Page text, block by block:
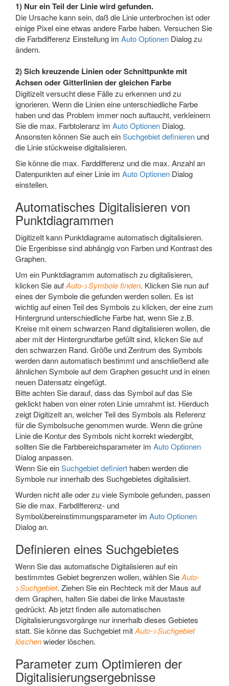
1) Nur ein Teil der Linie wird gefunden.
Die Ursache kann sein, daß die Linie unterbrochen ist oder
einige Pixel eine etwas andere Farbe haben. Versuchen Sie
die Farbdifferenz Einstellung im Auto Optionen Dialog zu
ändern.
2) Sich kreuzende Linien oder Schnittpunkte mit
Achsen oder Gitterlinien der gleichen Farbe
DigitizeIt versucht diese Fälle zu erkennen und zu
ignorieren. Wenn die Linien eine unterschiedliche Farbe
haben und das Problem immer noch auftaucht, verkleinern
Sie die max. Farbtoleranz im Auto Optionen Dialog.
Ansonsten können Sie auch einSuchgebiet definieren und
die Linie stückweise digitalisieren.
Sie könne die max. Farddifferenz und die max. Anzahl an
Datenpunkten auf einer Linie im Auto Optionen Dialog
einstellen.
Automatisches Digitalisieren von
Punktdiagrammen
DigitizeIt kann Punktdiagrame automatisch digitalisieren.
Die Ergenbisse sind abhängig von Farben und Kontrast des
Graphen.
Um ein Punktdiagramm automatisch zu digitalisieren,
klicken Sie aufAuto->Symbole finden. Klicken Sie nun auf
eines der Symbole die gefunden werden sollen. Es ist
wichtig auf einen Teil des Symbols zu klicken, der eine zum
Hintergrund unterschiedliche Farbe hat, wenn Sie z.B.
Kreise mit einem schwarzen Rand digitalisieren wollen, die
aber mit der Hintergrundfarbe gefüllt sind, klicken Sie auf
den schwarzen Rand. Größe und Zentrum des Symbols
werden dann automatisch bestimmt und anschließend alle
ähnlichen Symbole auf dem Graphen gesucht und in einen
neuen Datensatz eingefügt.
Bitte achten Sie darauf, dass das Symbol auf das Sie
geklickt haben von einer roten Linie umrahmt ist. Hierduch
zeigt DigitizeIt an, welcher Teil des Symbols als Referenz
für die Symbolsuche genommen wurde. Wenn die grüne
Linie die Kontur des Symbols nicht korrekt wiedergibt,
sollten Sie die Farbbereichsparameter im Auto Optionen
Dialog anpassen.
Wenn Sie einSuchgebiet definiert haben werden die
Symbole nur innerhalb des Suchgebietes digitalisiert.
Wurden nicht alle oder zu viele Symbole gefunden, passen
Sie die max. Farbdifferenz- und
Symbolübereinstimmungsparameter im Auto Optionen
Dialog an.
Definieren eines Suchgebietes
Wenn Sie das automatische Digitalisieren auf ein
bestimmtes Gebiet begrenzen wollen, wählen SieAuto-
>Suchgebiet. Ziehen Sie ein Rechteck mit der Maus auf
dem Graphen, halten Sie dabei die linke Maustaste
gedrückt. Ab jetzt finden alle automatischen
Digitalisierungsvorgänge nur innerhalb dieses Gebietes
statt. Sie könne das Suchgebiet mitAuto->Suchgebiet
löschenwieder löschen.
Parameter zum Optimieren der
Digitalisierungsergebnisse